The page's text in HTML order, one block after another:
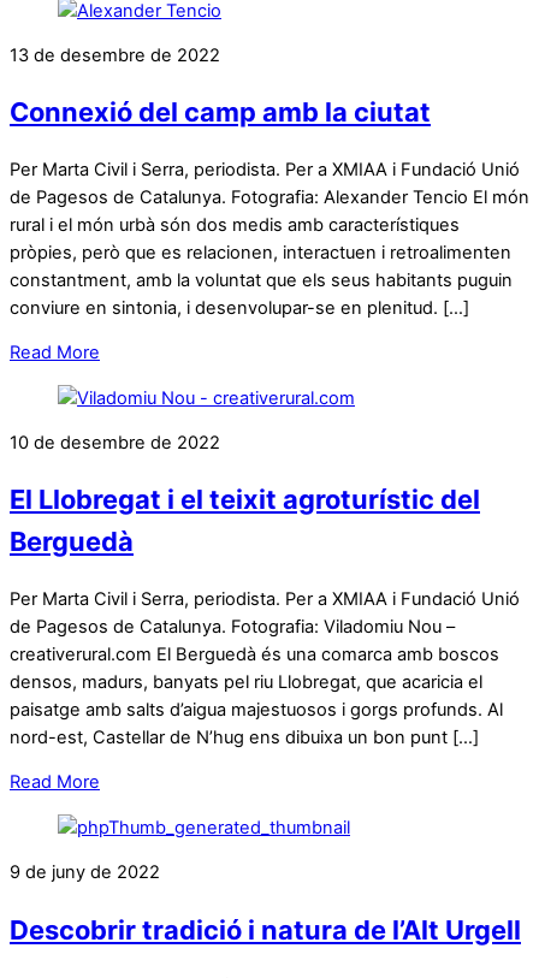
13 de desembre de 2022
Connexió del camp amb la ciutat
Per Marta Civil i Serra, periodista. Per a XMIAA i Fundació Unió
de Pagesos de Catalunya. Fotografia: Alexander Tencio El món
rural i el món urbà són dos medis amb característiques
pròpies, però que es relacionen, interactuen i retroalimenten
constantment, amb la voluntat que els seus habitants puguin
conviure en sintonia, i desenvolupar-se en plenitud. […]
Read More
10 de desembre de 2022
El Llobregat i el teixit agroturístic del
Berguedà
Per Marta Civil i Serra, periodista. Per a XMIAA i Fundació Unió
de Pagesos de Catalunya. Fotografia: Viladomiu Nou –
creativerural.com El Berguedà és una comarca amb boscos
densos, madurs, banyats pel riu Llobregat, que acaricia el
paisatge amb salts d’aigua majestuosos i gorgs profunds. Al
nord-est, Castellar de N’hug ens dibuixa un bon punt […]
Read More
9 de juny de 2022
Descobrir tradició i natura de l’Alt Urgell